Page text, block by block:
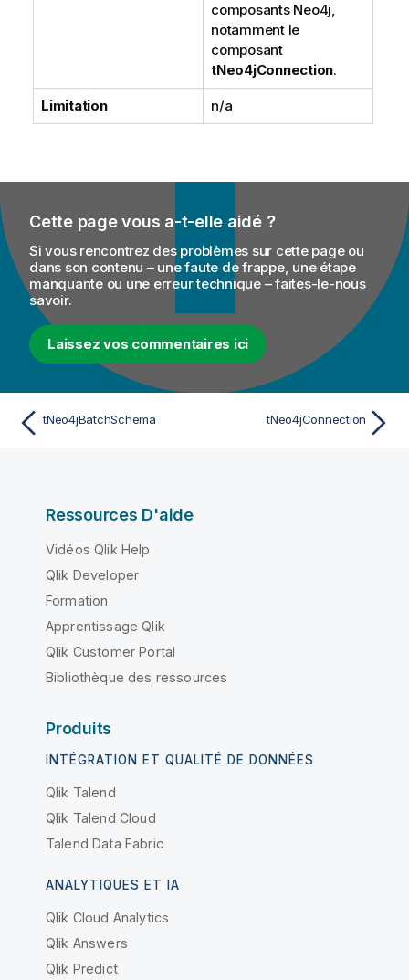
composants Neo4j,
notamment le
composant
tNeo4jConnection.
Limitation n/a
Cette page vous a-t-elle aidé ?
Si vous rencontrez des problèmes sur cette page ou
dans son contenu – une faute de frappe, une étape
manquante ou une erreur technique – faites-le-nous
savoir.
Laissez vos commentaires ici
tNeo4jBatchSchema tNeo4jConnection
Ressources D'aide
Vidéos Qlik Help
Qlik Developer
Formation
Apprentissage Qlik
Qlik Customer Portal
Bibliothèque des ressources
Produits
INTÉGRATION ET QUALITÉ DE DONNÉES
Qlik Talend
Qlik Talend Cloud
Talend Data Fabric
ANALYTIQUES ET IA
Qlik Cloud Analytics
Qlik Answers
Qlik Predict